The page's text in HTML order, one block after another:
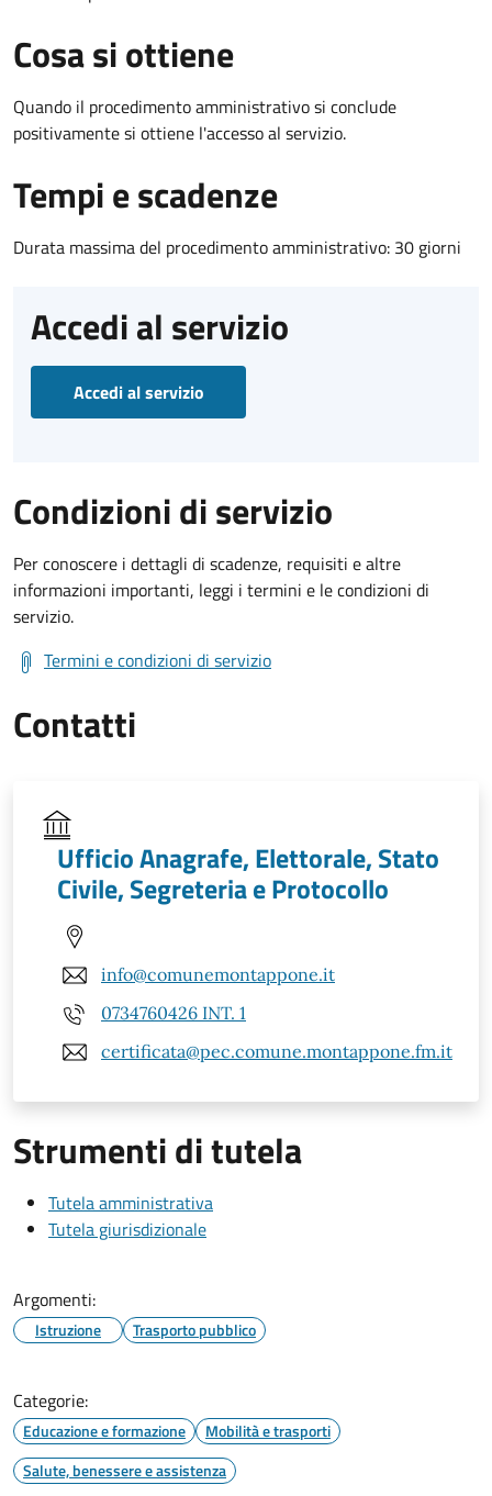
Cosa si ottiene
Quando il procedimento amministrativo si conclude
positivamente si ottiene l'accesso al servizio.
Tempi e scadenze
Durata massima del procedimento amministrativo: 30 giorni
Accedi al servizio
Accedi al servizio
Condizioni di servizio
Per conoscere i dettagli di scadenze, requisiti e altre
informazioni importanti, leggi i termini e le condizioni di
servizio.
Termini e condizioni di servizio
Contatti
Ufficio Anagrafe, Elettorale, Stato
Civile, Segreteria e Protocollo
info@comunemontappone.it
0734760426 INT. 1
certificata@pec.comune.montappone.fm.it
Strumenti di tutela
Tutela amministrativa
Tutela giurisdizionale
Argomenti:
Istruzione Trasporto pubblico
Categorie:
Educazione e formazione
Mobilità e trasporti
Salute, benessere e assistenza